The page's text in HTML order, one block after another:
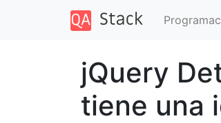
jQuery
tiene una